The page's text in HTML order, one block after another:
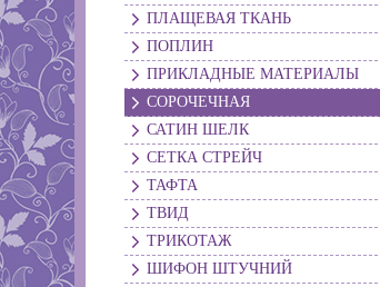
ПЛАЩЕВАЯ ТКАНЬ
ПОПЛИН
ПРИКЛАДНЫЕ МАТЕРИАЛЫ
СОРОЧЕЧНАЯ
САТИН ШЕЛК
СЕТКА СТРЕЙЧ
ТАФТА
ТВИД
ТРИКОТАЖ
ШИФОН ШТУЧНИЙ